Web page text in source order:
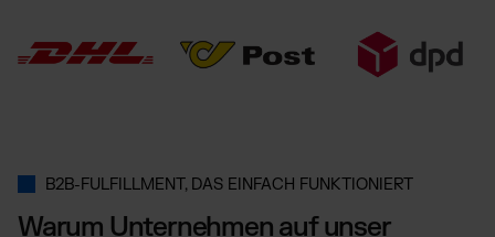
B2B-FULFILLMENT, DAS EINFACH FUNKTIONIERT
Warum Unternehmen auf unser